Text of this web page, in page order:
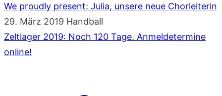
We proudly present: Julia, unsere neue Chorleiterin
29. März 2019 Handball
Zeltlager 2019: Noch 120 Tage. Anmeldetermine
online!